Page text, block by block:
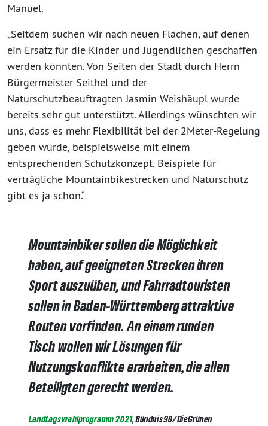
Manuel.
„Seitdem suchen wir nach neuen Flächen, auf denen
ein Ersatz für die Kinder und Jugendlichen geschaffen
werden könnten. Von Seiten der Stadt durch Herrn
Bürgermeister Seithel und der
Naturschutzbeauftragten Jasmin Weishäupl wurde
bereits sehr gut unterstützt. Allerdings wünschten wir
uns, dass es mehr Flexibilität bei der 2Meter-Regelung
geben würde, beispielsweise mit einem
entsprechenden Schutzkonzept. Beispiele für
verträgliche Mountainbikestrecken und Naturschutz
gibt es ja schon.“
Mountainbiker sollen die Möglichkeit
haben, auf geeigneten Strecken ihren
Sport auszuüben, und Fahrradtouristen
sollen in Baden-Württemberg attraktive
Routen vorfinden. An einem runden
Tisch wollen wir Lösungen für
Nutzungskonflikte erarbeiten, die allen
Beteiligten gerecht werden.
Landtagswahlprogramm 2021, Bündnis90/DieGrünen